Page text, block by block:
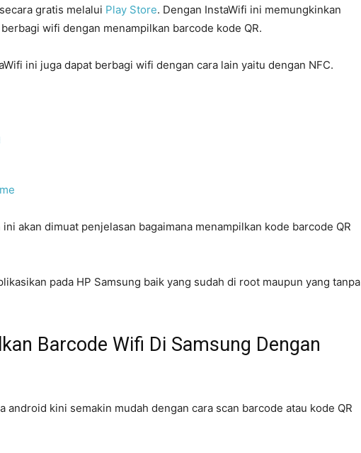
gratis melalui Play Store. Dengan InstaWifi ini memungkinkan
wifi dengan menampilkan barcode kode QR.
ini juga dapat berbagi wifi dengan cara lain yaitu dengan NFC.
ini akan dimuat penjelasan bagaimana menampilkan kode barcode QR
pada HP Samsung baik yang sudah di root maupun yang tanpa
Barcode Wifi Di Samsung Dengan
android kini semakin mudah dengan cara scan barcode atau kode QR